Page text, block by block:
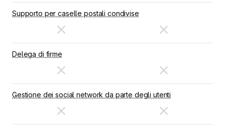
Supporto per caselle postali condivise
Delega di firme
Gestione dei social network da parte degli utenti